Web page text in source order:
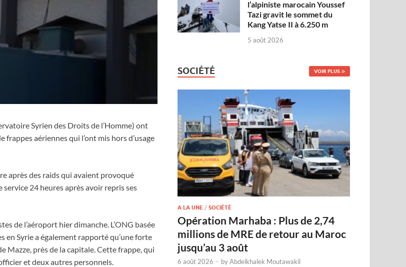
Syrien des Droits de l’Homme) ont
aériennes qui l’ont mis hors d’usage
après des raids qui avaient provoqué
24 heures après avoir repris ses
de l’aéroport hier dimanche. L’ONG basée
en Syrie a également rapporté qu’une forte
Mazze, près de la capitale. Cette frappe, qui
et deux autres personnels.
l’alpiniste marocain Youssef
Tazi gravit le sommet du
Kang Yatse II à 6.250 m
5 août 2026
SOCIÉTÉ VOIR PLUS
A LA UNE /SOCIÉTÉ
Opération Marhaba : Plus de 2,74
millions de MRE de retour au Maroc
jusqu’au 3 août
6 août 2026 - byAbdelkhalek Moutawakil